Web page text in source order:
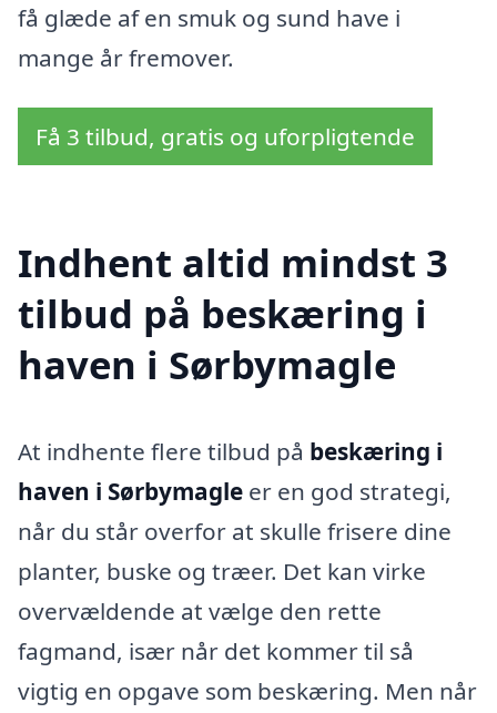
få glæde af en smuk og sund have i
mange år fremover.
Få 3 tilbud, gratis og uforpligtende
Indhent altid mindst 3
tilbud på beskæring i
haven i Sørbymagle
At indhente flere tilbud på beskæring i
haven i Sørbymagle er en god strategi,
når du står overfor at skulle frisere dine
planter, buske og træer. Det kan virke
overvældende at vælge den rette
fagmand, især når det kommer til så
vigtig en opgave som beskæring. Men når